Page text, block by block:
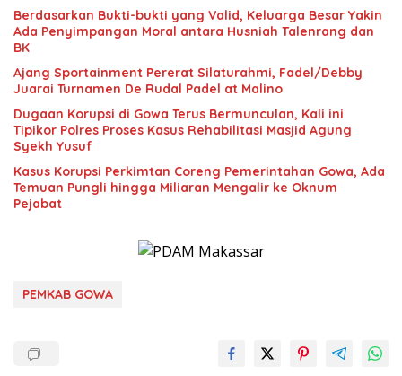
Berdasarkan Bukti-bukti yang Valid, Keluarga Besar Yakin
Ada Penyimpangan Moral antara Husniah Talenrang dan
BK
Ajang Sportainment Pererat Silaturahmi, Fadel/Debby
Juarai Turnamen De Rudal Padel at Malino
Dugaan Korupsi di Gowa Terus Bermunculan, Kali ini
Tipikor Polres Proses Kasus Rehabilitasi Masjid Agung
Syekh Yusuf
Kasus Korupsi Perkimtan Coreng Pemerintahan Gowa, Ada
Temuan Pungli hingga Miliaran Mengalir ke Oknum
Pejabat
PEMKAB GOWA